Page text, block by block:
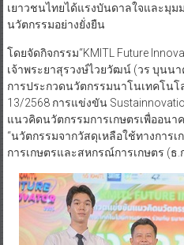
เยาวชนไทยได้แรงบันดาลใจและมุม
นวัตกรรมอย่างยั่งยืน
โดยจัดกิจกรรม“KMITL Future
เจ้าพระยาสุรวงษ์ไวยวัฒน์ (วร บุนน
การประกวดนวัตกรรมนาโนเทคโน
13/2568 การแข่งขัน
แนวคิดนวัตกรรมการเกษตรเพื่ออนา
“นวัตกรรมจากวัสดุเหลือใช้ทางการ
การเกษตรและสหกรณ์การเกษตร (ธ.